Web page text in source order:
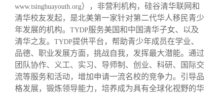
www.tsinghuayouth.org），非营利机构，硅谷清华联网和
清华校友发起，是北美第一家针对第二代华人移民青少
年发展的机构。 TYDP服务美国和中国清华子女、以及
清华之友。 TYDP提供平台，帮助青少年成员在学业、
品德、职业发展方面，挑战自我，发挥最大潜能。通过
团队协作、义工、实习、导师制、创业、科研、国际交
流等服务和活动，增加申请一流名校的竞争力。引导品
格发展，锻炼领导能力，培养成为具有全球化视野的华